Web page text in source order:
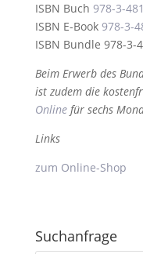
ISBN Buch 978-3-
ISBN E-Book 978-3-
ISBN Bundle 978-3-
Beim Erwerb des
ist zudem die
Onlinefür sechs
Links
zum Online-Shop
Suchanfrage